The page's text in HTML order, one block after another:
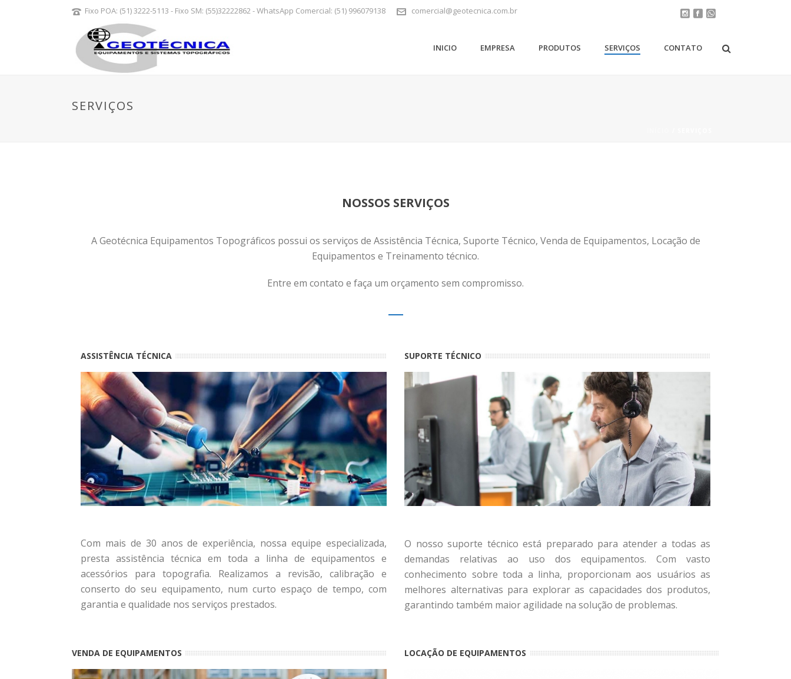
Fixo POA: (51) 3222-5113 - Fixo SM: (55)32222862 - WhatsApp Comercial: (51) 996079138 comercial@geotecnica.com.br
INICIO EMPRESA PRODUTOS SERVIÇOS CONTATO
SERVIÇOS
NOSSOS SERVIÇOS
A Geotécnica Equipamentos Topográficos possui os serviços de Assistência Técnica, Suporte Técnico, Venda de Equipamentos, Locação de
Equipamentos e Treinamento técnico.
Entre em contato e faça um orçamento sem compromisso.
ASSISTÊNCIA TÉCNICA
Com mais de 30 anos de experiência, nossa equipe especializada,
presta assistência técnica em toda a linha de equipamentos e
acessórios para topografia. Realizamos a revisão, calibração e
conserto do seu equipamento, num curto espaço de tempo, com
garantia e qualidade nos serviços prestados.
SUPORTE TÉCNICO
O nosso suporte técnico está preparado para atender a todas as
demandas relativas ao uso dos equipamentos. Com vasto
conhecimento sobre toda a linha, proporcionam aos usuários as
melhores alternativas para explorar as capacidades dos produtos,
garantindo também maior agilidade na solução de problemas.
VENDA DE EQUIPAMENTOS LOCAÇÃO DE EQUIPAMENTOS